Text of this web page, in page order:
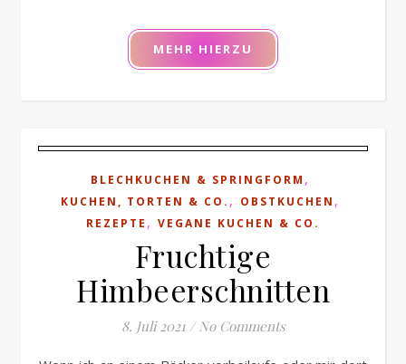
MEHR HIERZU
BLECHKUCHEN & SPRINGFORM ,
KUCHEN, TORTEN & CO. , OBSTKUCHEN ,
REZEPTE , VEGANE KUCHEN & CO.
Fruchtige
Himbeerschnitten
8. Juli 2021 / No Comments